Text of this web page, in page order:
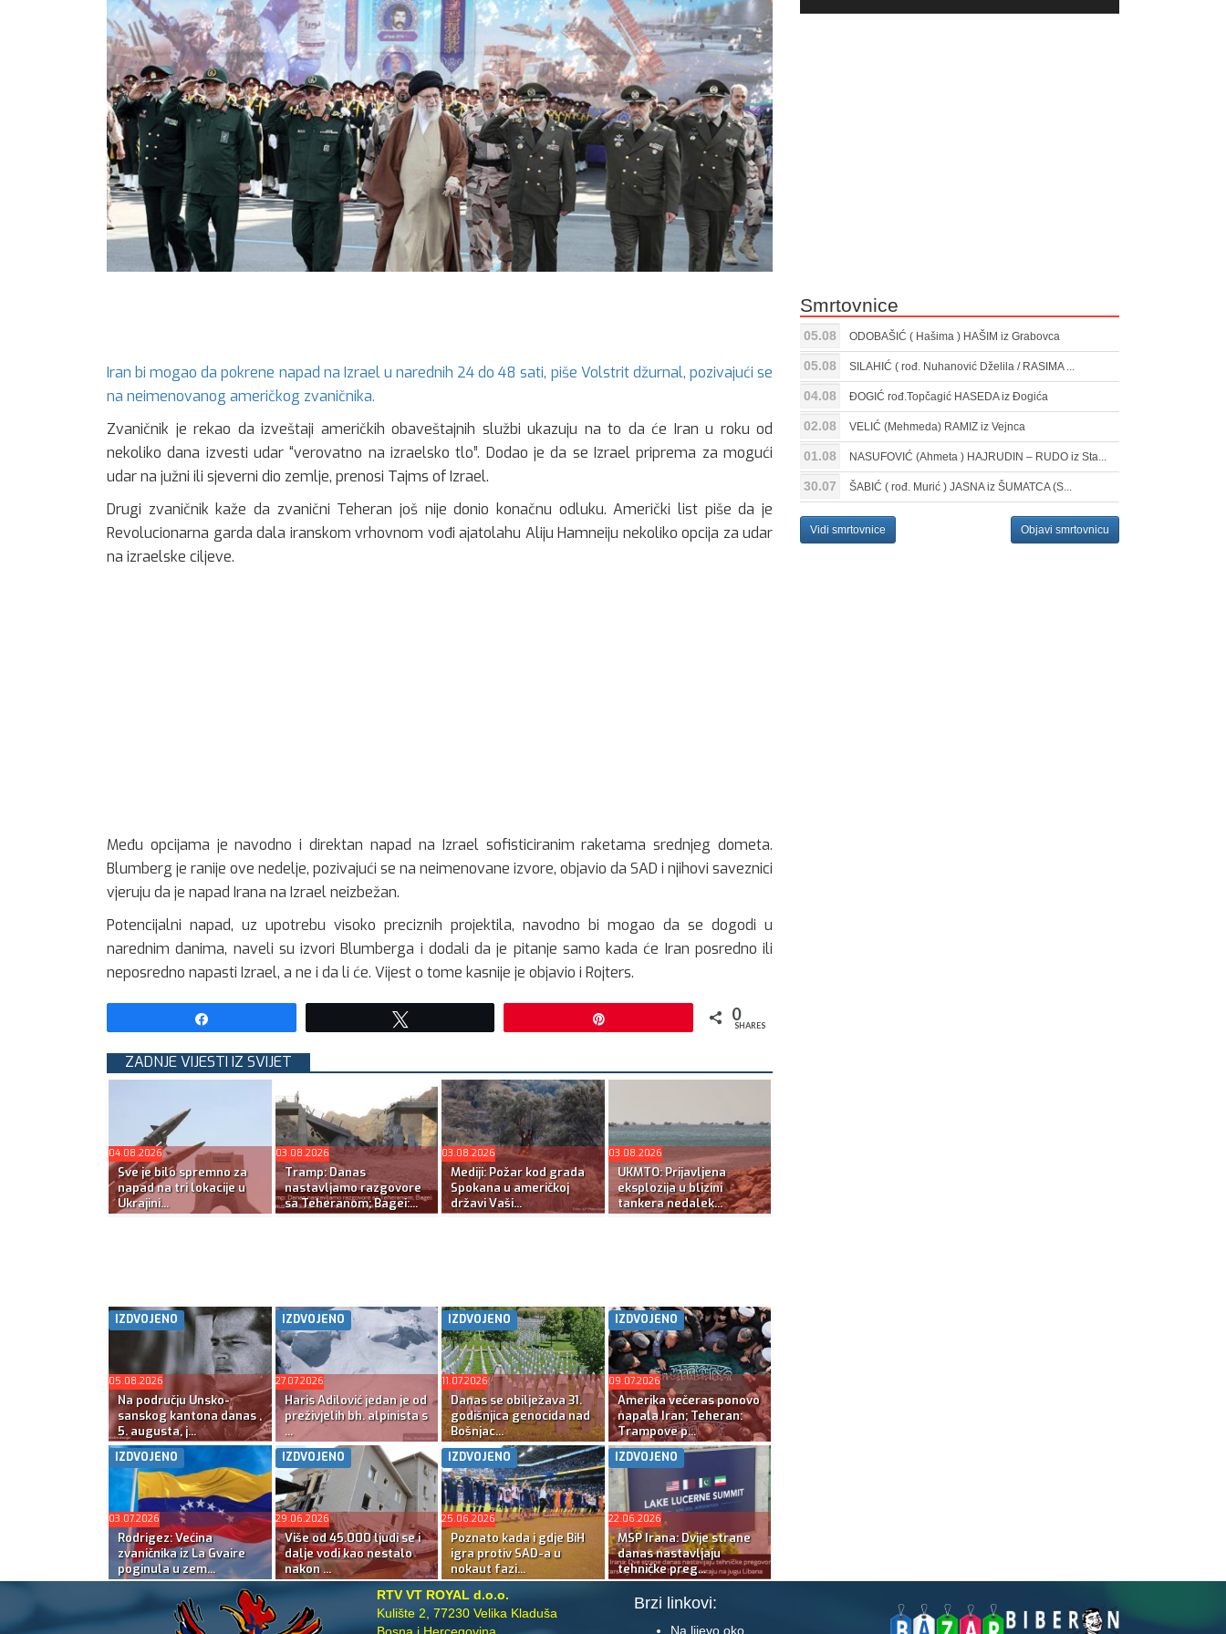
Iran bi mogao da pokrene napad na Izrael u narednih 24 do 48 sati, piše Volstrit džurnal, pozivajući se
na neimenovanog američkog zvaničnika.
Zvaničnik je rekao da izveštaji američkih obaveštajnih službi ukazuju na to da će Iran u roku od
nekoliko dana izvesti udar “verovatno na izraelsko tlo”. Dodao je da se Izrael priprema za mogući
udar na južni ili sjeverni dio zemlje, prenosi Tajms of Izrael.
Drugi zvaničnik kaže da zvanični Teheran još nije donio konačnu odluku. Američki list piše da je
Revolucionarna garda dala iranskom vrhovnom vođi ajatolahu Aliju Hamneiju nekoliko opcija za udar
na izraelske ciljeve.
Među opcijama je navodno i direktan napad na Izrael sofisticiranim raketama srednjeg dometa.
Blumberg je ranije ove nedelje, pozivajući se na neimenovane izvore, objavio da SAD i njihovi saveznici
vjeruju da je napad Irana na Izrael neizbežan.
Potencijalni napad, uz upotrebu visoko preciznih projektila, navodno bi mogao da se dogodi u
narednim danima, naveli su izvori Blumberga i dodali da je pitanje samo kada će Iran posredno ili
neposredno napasti Izrael, a ne i da li će. Vijest o tome kasnije je objavio i Rojters.
0
SHARES
ZADNJE VIJESTI IZ SVIJET
04.08.2026
Sve je bilo spremno za
napad na tri lokacije u
Ukrajini...
03.08.2026
Tramp: Danas
nastavljamo razgovore
sa Teheranom; Bagei:...
03.08.2026
Mediji: Požar kod grada
Spokana u američkoj
državi Vaši...
03.08.2026
UKMTO: Prijavljena
eksplozija u blizini
tankera nedalek...
IZDVOJENO
05.08.2026
Na području Unsko-
sanskog kantona danas ,
5. augusta, j...
IZDVOJENO
27.07.2026
Haris Adilović jedan je od
preživjelih bh. alpinista s
...
IZDVOJENO
11.07.2026
Danas se obilježava 31.
godišnjica genocida nad
Bošnjac...
IZDVOJENO
09.07.2026
Amerika večeras ponovo
napala Iran; Teheran:
Trampove p...
IZDVOJENO
03.07.2026
Rodrigez: Većina
zvaničnika iz La Gvaire
poginula u zem...
IZDVOJENO
29.06.2026
Više od 45.000 ljudi se i
dalje vodi kao nestalo
nakon ...
IZDVOJENO
25.06.2026
Poznato kada i gdje BiH
igra protiv SAD-a u
nokaut fazi...
IZDVOJENO
22.06.2026
MSP Irana: Dvije strane
danas nastavljaju
tehničke preg...
Gore/Dole
Smrtovnice
05.08 ODOBAŠIĆ ( Hašima ) HAŠIM iz Grabovca
05.08 SILAHIĆ ( rođ. Nuhanović Dželila / RASIMA ...
04.08 ĐOGIĆ rođ.Topčagić HASEDA iz Đogića
02.08 VELIĆ (Mehmeda) RAMIZ iz Vejnca
01.08 NASUFOVIĆ (Ahmeta ) HAJRUDIN – RUDO iz Sta...
30.07 ŠABIĆ ( rođ. Murić ) JASNA iz ŠUMATCA (S...
Vidi smrtovnice Objavi smrtovnicu
RTV VT ROYAL d.o.o.
Kulište 2, 77230 Velika Kladuša
Brzi linkovi:
Na lijevo oko